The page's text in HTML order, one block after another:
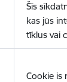
Šīs
kas jūs
tīklus vai
Cookie is